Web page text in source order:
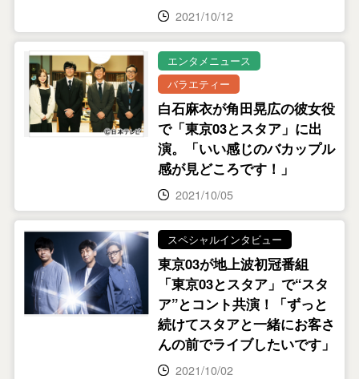
2021/10/12
エンタメニュース
バラエティー
白石麻衣が角田晃広の彼女役
で「東京03とスタア」に出
演。「いい感じのバカップル
感が見どころです！」
2021/10/05
スペシャルインタビュー
東京03が地上波初冠番組
「東京03とスタア」で“スタ
ア”とコント共演！「ずっと
続けてスタアと一緒にお客さ
んの前でライブしたいです」
2021/10/02